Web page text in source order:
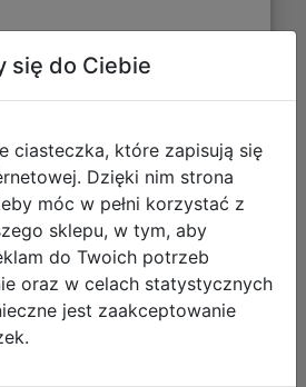
Lalka Księżniczka
HLW13 WB5
się do Ciebie
ciasteczka, które zapisują się
Dzięki nim strona
móc w pełni korzystać z
sklepu, w tym, aby
do Twoich potrzeb
oraz w celach statystycznych
jest zaakceptowanie